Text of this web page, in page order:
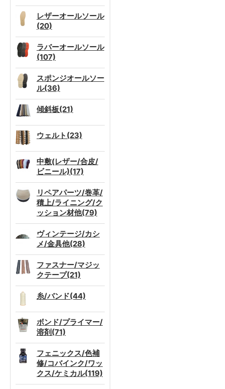
レザーオールソール
(20)
ラバーオールソール
(107)
スポンジオールソー
ル(36)
傾斜板(21)
ウェルト(23)
中敷(レザー/合皮/
ビニール)(17)
リペアパーツ/巻革/
積上/ライニング/ク
ッション材他(79)
ヴィンテージ/カシ
メ/金具他(28)
ファスナー/マジッ
クテープ(21)
糸/バンド(44)
ボンド/プライマー/
溶剤(71)
フェニックス/色補
修/コバインク/ワッ
クス/ケミカル(119)